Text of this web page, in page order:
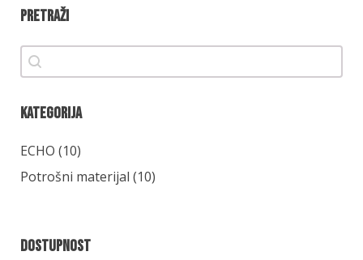
Pretraži
Pretraži
Pretraži
Kategorija
Kategorija
ECHO (10)
Potrošni materijal (10)
Dostupnost